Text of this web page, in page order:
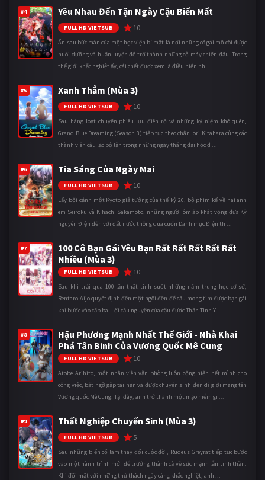
#4 Yêu Nhau Đến Tận Ngày Cậu Biến Mất
FULL HD VIETSUB 10
Ẩn sau bức màn của một học viện bí mật là nơi những cô gái mồ côi được
nuôi dưỡng và huấn luyện để trở thành những cỗ máy chiến đấu. Trong
thế giới khắc nghiệt ấy, cái chết được xem là điều hiển nh ...
#5 Xanh Thẳm (Mùa 3)
FULL HD VIETSUB 10
Sau hàng loạt chuyến phiêu lưu điên rồ và những kỷ niệm khó quên,
Grand Blue Dreaming (Season 3) tiếp tục theo chân Iori Kitahara cùng các
thành viên câu lạc bộ lặn trong những ngày tháng đại học đ ...
#6 Tia Sáng Của Ngày Mai
FULL HD VIETSUB 10
Lấy bối cảnh một Kyoto giả tưởng của thế kỷ 20, bộ phim kể về hai anh
em Seiroku và Kihachi Sakamoto, những người ôm ấp khát vọng đưa Kỷ
nguyên Điện đến với đất nước thông qua cuốn Danh mục Điện th ...
#7
100 Cô Bạn Gái Yêu Bạn Rất Rất Rất Rất Rất
Nhiều (Mùa 3)
FULL HD VIETSUB 10
Sau khi trải qua 100 lần thất tình suốt những năm trung học cơ sở,
Rentaro Aijo quyết định đến một ngôi đền để cầu mong tìm được bạn gái
khi bước vào cấp ba. Lời cầu nguyện của cậu được Thần Tình Y ...
#8
Hậu Phương Mạnh Nhất Thế Giới - Nhà Khai
Phá Tân Binh Của Vương Quốc Mê Cung
FULL HD VIETSUB 10
Atobe Arihito, một nhân viên văn phòng luôn cống hiến hết mình cho
công việc, bất ngờ gặp tai nạn và được chuyển sinh đến dị giới mang tên
Vương quốc Mê Cung. Tại đây, anh trở thành một mạo hiểm gi ...
#9 Thất Nghiệp Chuyển Sinh (Mùa 3)
FULL HD VIETSUB 5
Sau những biến cố làm thay đổi cuộc đời, Rudeus Greyrat tiếp tục bước
vào một hành trình mới để trưởng thành cả về sức mạnh lẫn tinh thần.
Khi đối mặt với những thử thách ngày càng khắc nghiệt, anh ...